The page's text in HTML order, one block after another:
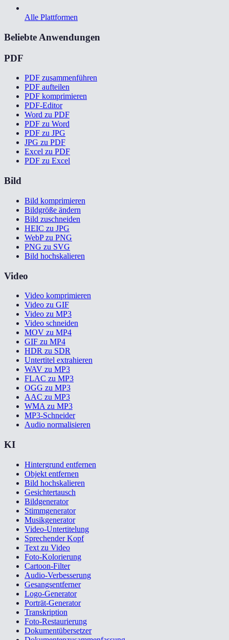
Alle Plattformen
Beliebte Anwendungen
PDF
PDF zusammenführen
PDF aufteilen
PDF komprimieren
PDF-Editor
Word zu PDF
PDF zu Word
PDF zu JPG
JPG zu PDF
Excel zu PDF
PDF zu Excel
Bild
Bild komprimieren
Bildgröße ändern
Bild zuschneiden
HEIC zu JPG
WebP zu PNG
PNG zu SVG
Bild hochskalieren
Video
Video komprimieren
Video zu GIF
Video zu MP3
Video schneiden
MOV zu MP4
GIF zu MP4
HDR zu SDR
Untertitel extrahieren
WAV zu MP3
FLAC zu MP3
OGG zu MP3
AAC zu MP3
WMA zu MP3
MP3-Schneider
Audio normalisieren
KI
Hintergrund entfernen
Objekt entfernen
Bild hochskalieren
Gesichtertausch
Bildgenerator
Stimmgenerator
Musikgenerator
Video-Untertitelung
Sprechender Kopf
Text zu Video
Foto-Kolorierung
Cartoon-Filter
Audio-Verbesserung
Gesangsentferner
Logo-Generator
Porträt-Generator
Transkription
Foto-Restaurierung
Dokumentübersetzer